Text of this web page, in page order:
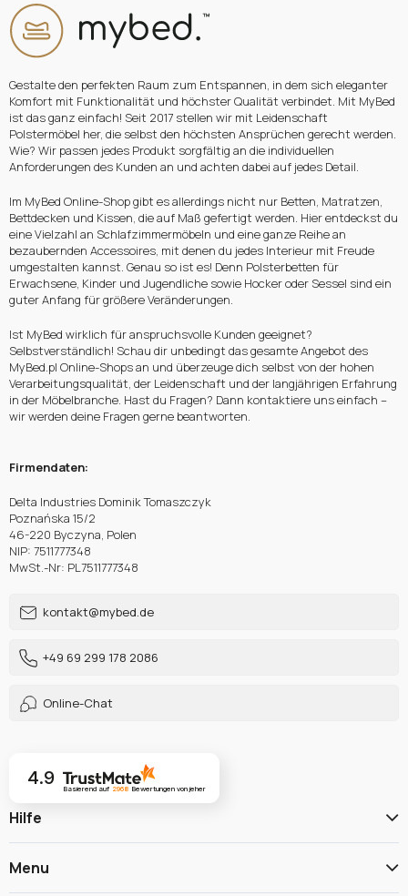
Facebook
Sie haben noch kein Konto?
Konto erstellen
Gestalte den perfekten Raum zum Entspannen, in dem sich eleganter
Komfort mit Funktionalität und höchster Qualität verbindet. Mit MyBed
ist das ganz einfach! Seit 2017 stellen wir mit Leidenschaft
Polstermöbel her, die selbst den höchsten Ansprüchen gerecht werden.
Wie? Wir passen jedes Produkt sorgfältig an die individuellen
Anforderungen des Kunden an und achten dabei auf jedes Detail.
Im MyBed Online-Shop gibt es allerdings nicht nur Betten, Matratzen,
Bettdecken und Kissen, die auf Maß gefertigt werden. Hier entdeckst du
eine Vielzahl an Schlafzimmermöbeln und eine ganze Reihe an
bezaubernden Accessoires, mit denen du jedes Interieur mit Freude
umgestalten kannst. Genau so ist es! Denn Polsterbetten für
Erwachsene, Kinder und Jugendliche sowie Hocker oder Sessel sind ein
guter Anfang für größere Veränderungen.
Ist MyBed wirklich für anspruchsvolle Kunden geeignet?
Selbstverständlich! Schau dir unbedingt das gesamte Angebot des
MyBed.pl Online-Shops an und überzeuge dich selbst von der hohen
Verarbeitungsqualität, der Leidenschaft und der langjährigen Erfahrung
in der Möbelbranche. Hast du Fragen? Dann kontaktiere uns einfach –
wir werden deine Fragen gerne beantworten.
Firmendaten:
Delta Industries Dominik Tomaszczyk
Poznańska 15/2
46-220 Byczyna, Polen
NIP: 7511777348
MwSt.-Nr: PL7511777348
kontakt@mybed.de
+49 69 299 178 2086
Online-Chat
4.9
Basierend auf 2968 Bewertungen von jeher
Hilfe
Menu